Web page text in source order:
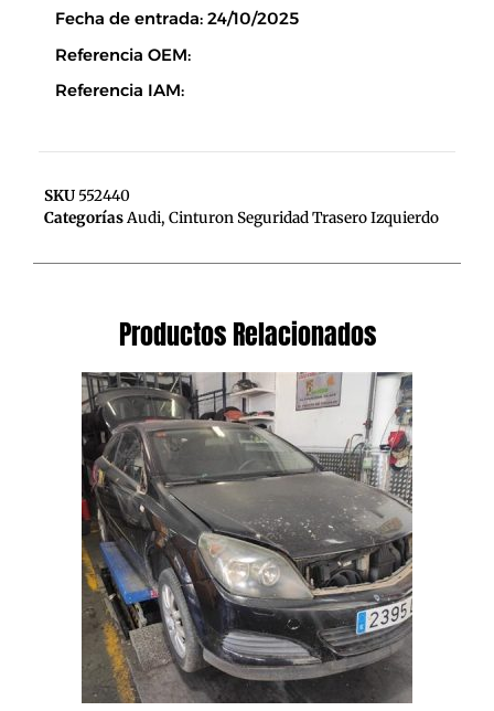
Fecha de entrada: 24/10/2025
Referencia OEM:
Referencia IAM:
SKU 552440
CategoríasAudi, Cinturon Seguridad Trasero Izquierdo
Productos Relacionados